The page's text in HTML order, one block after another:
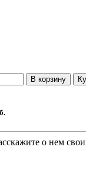
В корзину
о нем